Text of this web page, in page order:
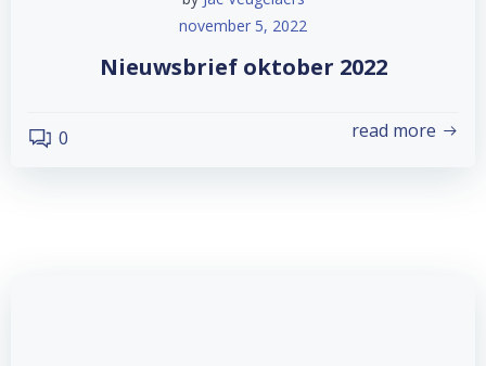
november 5, 2022
Nieuwsbrief oktober 2022
0 read more